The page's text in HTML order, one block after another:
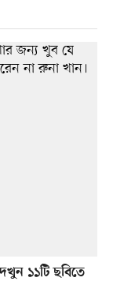
১১টি ছবিতে